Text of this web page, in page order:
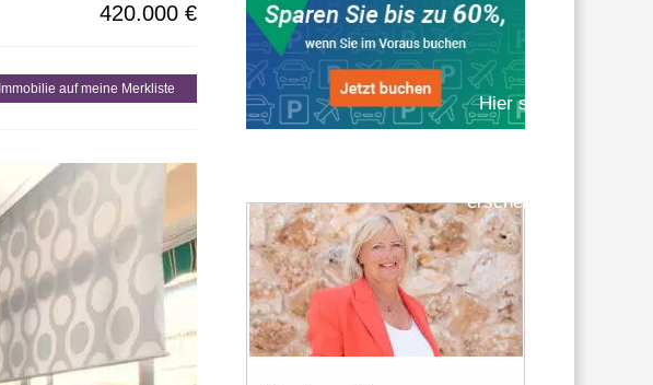
420.000 €
Immobilie auf meine Merkliste
Hier sollte
eigentlich
erscheinen…